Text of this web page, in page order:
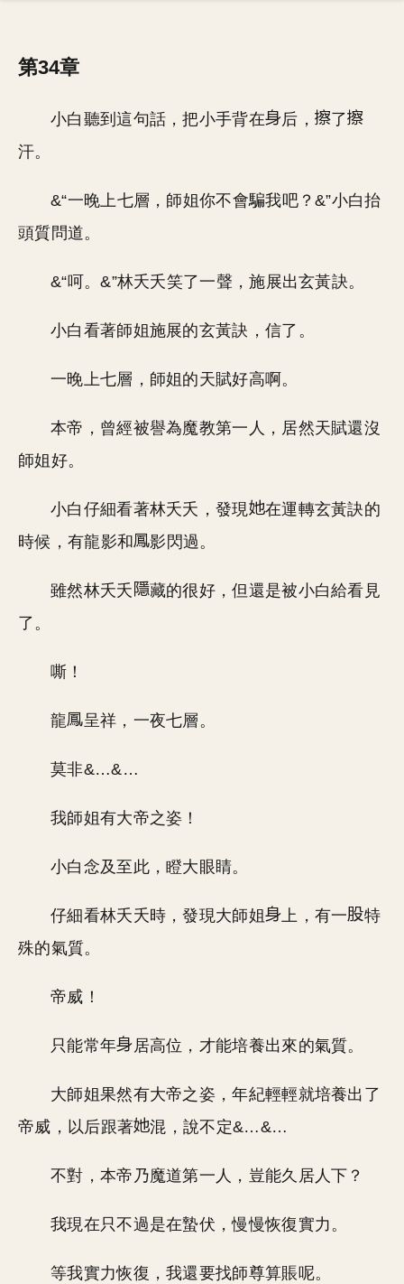
第34章
小白聽到這句話，把小手背在 后，
了
汗。
&“一晚上七層，師姐你不會騙我吧？&”小白抬
頭質問道。
&“呵。&”林夭夭笑了一聲，施展出玄黃訣。
小白看著師姐施展的玄黃訣，信了。
一晚上七層，師姐的天賦好高啊。
本帝，曾經被譽為魔教第一人，居然天賦還沒
師姐好。
小白仔細看著林夭夭，發現
在運轉玄黃訣的
時候，有龍影和
影閃過。
雖然林夭夭
藏的很好，但還是被小白給看見
了。
嘶！
龍 呈祥，一夜七層。
莫非&…&…
我師姐有大帝之姿！
小白念及至此，瞪大眼睛。
仔細看林夭夭時，發現大師姐 上，有一
特
殊的氣質。
帝威！
只能常年 居高位，才能培養出來的氣質。
大師姐果然有大帝之姿，年紀輕輕就培養出了
帝威，以后跟著
混，說不定&…&…
不對，本帝乃魔道第一人，豈能久居人下？
我現在只不過是在蟄伏，慢慢恢復實力。
等我實力恢復，我還要找師尊算賬呢。